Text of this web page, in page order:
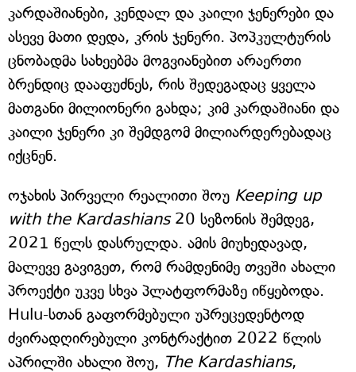
კარდაშიანები, კენდალ და კაილი ჯენერები და
ასევე მათი დედა, კრის ჯენერი. პოპკულტურის
ცნობადმა სახეებმა მოგვიანებით არაერთი
ბრენდიც დააფუძნეს, რის შედეგადაც ყველა
მათგანი მილიონერი გახდა; კიმ კარდაშიანი და
კაილი ჯენერი კი შემდგომ მილიარდერებადაც
იქცნენ.
ოჯახის პირველი რეალითი შოუ Keeping up
with the Kardashians20 სეზონის შემდეგ,
2021 წელს დასრულდა. ამის მიუხედავად,
მალევე გავიგეთ, რომ რამდენიმე თვეში ახალი
პროექტი უკვე სხვა პლატფორმაზე იწყებოდა.
Hulu-სთან გაფორმებული უპრეცედენტოდ
ძვირადღირებული კონტრაქტით 2022 წლის
აპრილში ახალი შოუ, The Kardashians,